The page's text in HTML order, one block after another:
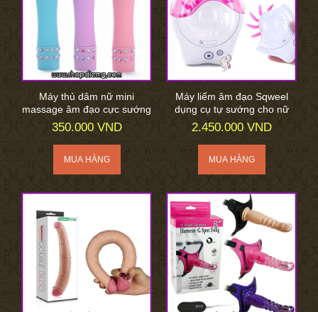
Máy thủ dâm nữ mini
massage âm đạo cực sướng
350.000 VND
Máy liếm âm đạo Sqweel
dụng cụ tự sướng cho nữ
2.450.000 VND